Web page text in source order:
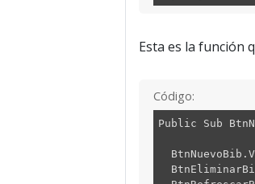
Esta es la función
Código:
Public Sub